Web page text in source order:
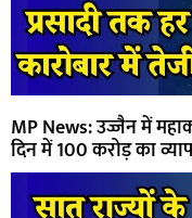
MP News: उज्जैन में
दिन में 100 करोड़ का